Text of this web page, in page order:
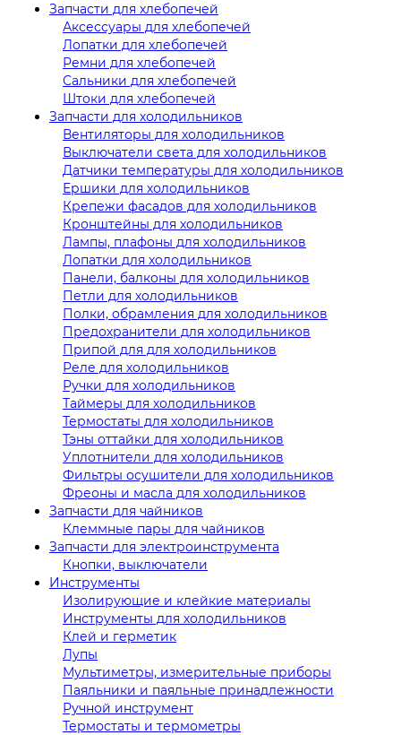
Запчасти для хлебопечей
Аксессуары для хлебопечей
Лопатки для хлебопечей
Ремни для хлебопечей
Сальники для хлебопечей
Штоки для хлебопечей
Запчасти для холодильников
Вентиляторы для холодильников
Выключатели света для холодильников
Датчики температуры для холодильников
Ершики для холодильников
Крепежи фасадов для холодильников
Кронштейны для холодильников
Лампы, плафоны для холодильников
Лопатки для холодильников
Панели, балконы для холодильников
Петли для холодильников
Полки, обрамления для холодильников
Предохранители для холодильников
Припой для для холодильников
Реле для холодильников
Ручки для холодильников
Таймеры для холодильников
Термостаты для холодильников
Тэны оттайки для холодильников
Уплотнители для холодильников
Фильтры осушители для холодильников
Фреоны и масла для холодильников
Запчасти для чайников
Клеммные пары для чайников
Запчасти для электроинструмента
Кнопки, выключатели
Инструменты
Изолирующие и клейкие материалы
Инструменты для холодильников
Клей и герметик
Лупы
Мультиметры, измерительные приборы
Паяльники и паяльные принадлежности
Ручной инструмент
Термостаты и термометры